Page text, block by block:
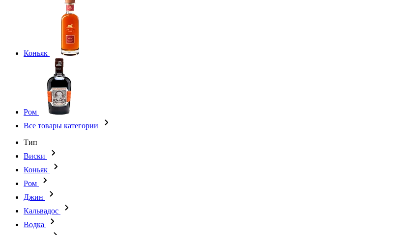
Коньяк
Ром
Все товары категории
Тип
Виски
Коньяк
Ром
Джин
Кальвадос
Водка